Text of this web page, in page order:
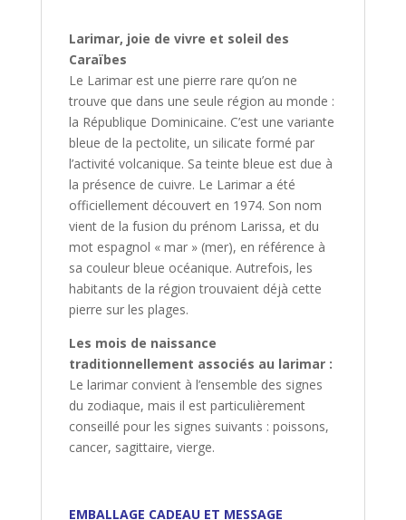
Larimar, joie de vivre et soleil des
Caraïbes
Le Larimar est une pierre rare qu’on ne
trouve que dans une seule région au monde :
la République Dominicaine. C’est une variante
bleue de la pectolite, un silicate formé par
l’activité volcanique. Sa teinte bleue est due à
la présence de cuivre. Le Larimar a été
officiellement découvert en 1974. Son nom
vient de la fusion du prénom Larissa, et du
mot espagnol « mar » (mer), en référence à
sa couleur bleue océanique. Autrefois, les
habitants de la région trouvaient déjà cette
pierre sur les plages.
Les mois de naissance
traditionnellement associés au larimar :
Le larimar convient à l’ensemble des signes
du zodiaque, mais il est particulièrement
conseillé pour les signes suivants : poissons,
cancer, sagittaire, vierge.
EMBALLAGE CADEAU ET MESSAGE